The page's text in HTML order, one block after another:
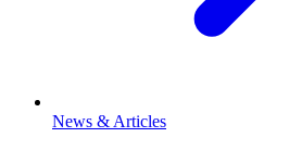
News & Articles